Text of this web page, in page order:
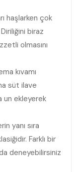
haşlarken çok
biraz
olmasını
kıvamı
süt ilave
un ekleyerek
yanı sıra
Farklı bir
deneyebilirsiniz